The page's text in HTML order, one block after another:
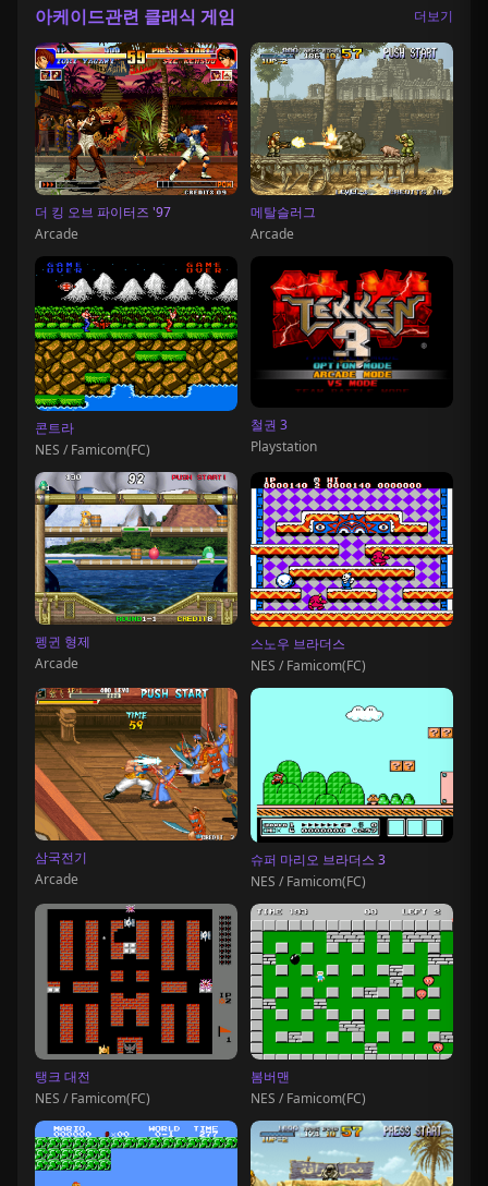
아케이드관련 클래식 게임 더보기
더 킹 오브 파이터즈 '97
Arcade
메탈슬러그
Arcade
콘트라
NES / Famicom(FC)
철권 3
Playstation
펭귄 형제
Arcade
스노우 브라더스
NES / Famicom(FC)
삼국전기
Arcade
슈퍼 마리오 브라더스 3
NES / Famicom(FC)
탱크 대전
NES / Famicom(FC)
봄버맨
NES / Famicom(FC)